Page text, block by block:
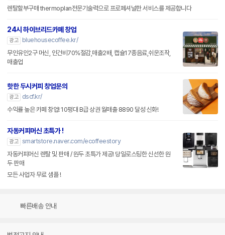
렌탈할부구매 thermoplan전문기술력으로 프로페셔널한 서비스를 제공합니다
24시 하이브리드카페 창업
광고
bluehousecoffee.kr/
무인유인2구 머신, 인건비70%절감,매출2배, 캡슐17종음료,쉬운조작,
매출업
핫한 두시커피 창업문의
광고
dscf.kr/
수익률 높은 카페 창업! 10평대 B급 상권 월매출 8890 달성 신화!
자동커피머신 초특가 !
광고 smartstore.naver.com/ecoffeestory
자동커피머신 렌탈 및 판매 / 원두 초특가 제공! 당일로스팅한 신선한 원
두 판매
모든 사업자 무료 샘플 !
빠른배송 안내